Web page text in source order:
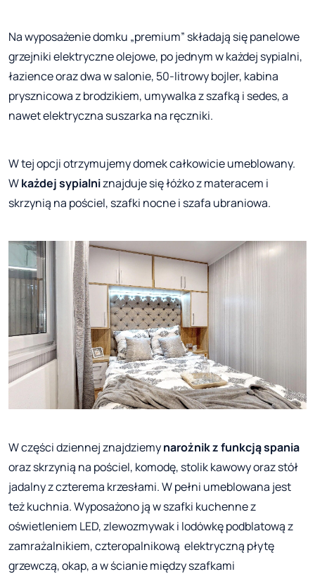
Na wyposażenie domku „premium” składają się panelowe
grzejniki elektryczne olejowe, po jednym w każdej sypialni,
łazience oraz dwa w salonie, 50-litrowy bojler, kabina
prysznicowa z brodzikiem, umywalka z szafką i sedes, a
nawet elektryczna suszarka na ręczniki.
W tej opcji otrzymujemy domek całkowicie umeblowany.
Wkażdej sypialniznajduje się łóżko z materacem i
skrzynią na pościel, szafki nocne i szafa ubraniowa.
W części dziennej znajdziemynarożnik z funkcją spania
oraz skrzynią na pościel, komodę, stolik kawowy oraz stół
jadalny z czterema krzesłami. W pełni umeblowana jest
też kuchnia. Wyposażono ją w szafki kuchenne z
oświetleniem LED, zlewozmywak i lodówkę podblatową z
zamrażalnikiem, czteropalnikową elektryczną płytę
grzewczą, okap, a w ścianie między szafkami